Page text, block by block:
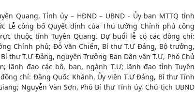
Quang, Tỉnh ủy – HĐND – UBND - Ủy ban MTTQ tỉnh
Lễ công bố Quyết định của Thủ tướng Chính phủ công
thuộc tỉnh Tuyên Quang. Dự buổi lễ có các đồng chí:
Chính phủ; Đỗ Văn Chiến, Bí thư T.Ư Đảng, Bộ trưởng,
thư T.Ư Đảng, nguyên Trưởng Ban Dân vận T.Ư, Phó Chủ
lãnh đạo các bộ, ban, ngành T.Ư; lãnh đạo tỉnh Tuyên
chí: Đặng Quốc Khánh, Ủy viên T.Ư Đảng, Bí thư Tỉnh
Nguyễn Văn Sơn, Phó Bí thư Tỉnh ủy, Chủ tịch UBND